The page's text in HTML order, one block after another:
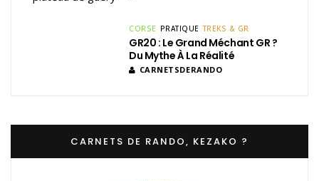
CORSE PRATIQUE TREKS & GR
GR20 : Le Grand Méchant GR ?
Du Mythe À La Réalité
CARNETSDERANDO
CARNETS DE RANDO, KEZAKO ?